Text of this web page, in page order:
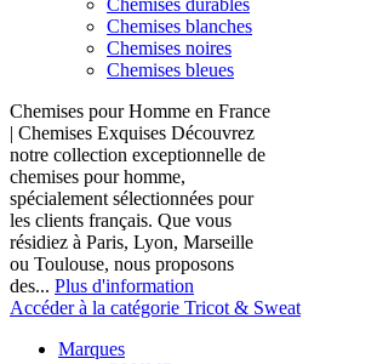
Chemises durables
Chemises blanches
Chemises noires
Chemises bleues
Chemises pour Homme en France
| Chemises Exquises Découvrez
notre collection exceptionnelle de
chemises pour homme,
spécialement sélectionnées pour
les clients français. Que vous
résidiez à Paris, Lyon, Marseille
ou Toulouse, nous proposons
des... Plus d'information
Accéder à la catégorie Tricot & Sweat
Marques